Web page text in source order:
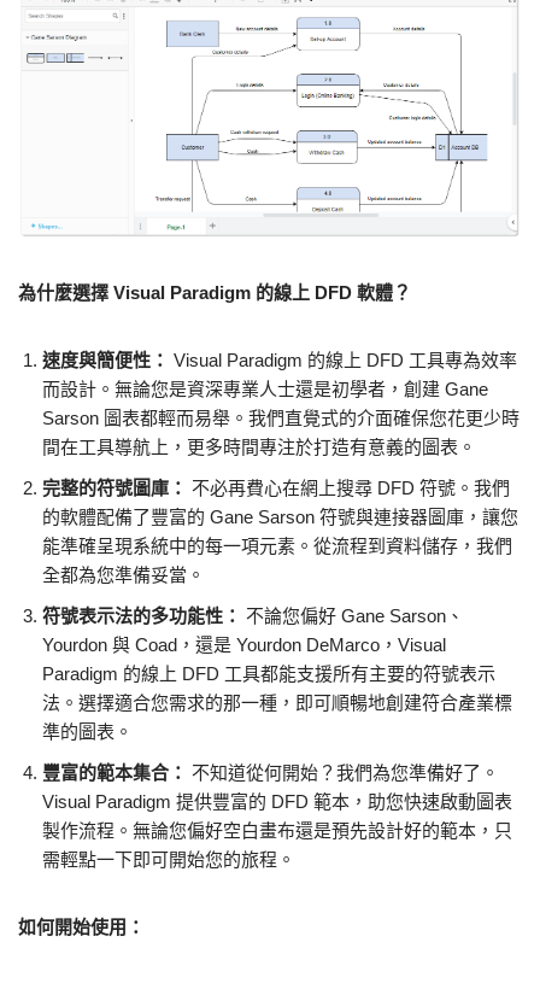
為什麼選擇 Visual Paradigm 的線上 DFD 軟體？
速度與簡便性： Visual Paradigm 的線上 DFD 工具專為效率
而設計。無論您是資深專業人士還是初學者，創建 Gane
Sarson 圖表都輕而易舉。我們直覺式的介面確保您花更少時
間在工具導航上，更多時間專注於打造有意義的圖表。
完整的符號圖庫： 不必再費心在網上搜尋 DFD 符號。我們
的軟體配備了豐富的 Gane Sarson 符號與連接器圖庫，讓您
能準確呈現系統中的每一項元素。從流程到資料儲存，我們
全都為您準備妥當。
符號表示法的多功能性： 不論您偏好 Gane Sarson、
Yourdon 與 Coad，還是 Yourdon DeMarco，Visual
Paradigm 的線上 DFD 工具都能支援所有主要的符號表示
法。選擇適合您需求的那一種，即可順暢地創建符合產業標
準的圖表。
豐富的範本集合： 不知道從何開始？我們為您準備好了。
Visual Paradigm 提供豐富的 DFD 範本，助您快速啟動圖表
製作流程。無論您偏好空白畫布還是預先設計好的範本，只
需輕點一下即可開始您的旅程。
如何開始使用：